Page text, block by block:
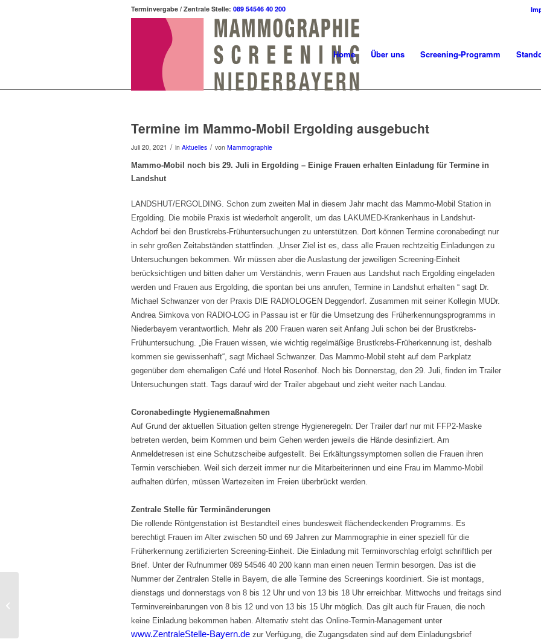
Terminvergabe / Zentrale Stelle: 089 54546 40 200
Home Über uns Screening-Programm
Termine im Mammo-Mobil Ergolding ausgebucht
Juli 20, 2021 / in Aktuelles / von Mammographie
Mammo-Mobil noch bis 29. Juli in Ergolding – Einige Frauen erhalten Einladung für Termine in
Landshut
LANDSHUT/ERGOLDING. Schon zum zweiten Mal in diesem Jahr macht das Mammo-Mobil Station in
Ergolding. Die mobile Praxis ist wiederholt angerollt, um das LAKUMED-Krankenhaus in Landshut-
Achdorf bei den Brustkrebs-Frühuntersuchungen zu unterstützen. Dort können Termine coronabedingt nur
in sehr großen Zeitabständen stattfinden. „Unser Ziel ist es, dass alle Frauen rechtzeitig Einladungen zu
Untersuchungen bekommen. Wir müssen aber die Auslastung der jeweiligen Screening-Einheit
berücksichtigen und bitten daher um Verständnis, wenn Frauen aus Landshut nach Ergolding eingeladen
werden und Frauen aus Ergolding, die spontan bei uns anrufen, Termine in Landshut erhalten “ sagt Dr.
Michael Schwanzer von der Praxis DIE RADIOLOGEN Deggendorf. Zusammen mit seiner Kollegin MUDr.
Andrea Simkova von RADIO-LOG in Passau ist er für die Umsetzung des Früherkennungsprogramms in
Niederbayern verantwortlich. Mehr als 200 Frauen waren seit Anfang Juli schon bei der Brustkrebs-
Frühuntersuchung. „Die Frauen wissen, wie wichtig regelmäßige Brustkrebs-Früherkennung ist, deshalb
kommen sie gewissenhaft“, sagt Michael Schwanzer. Das Mammo-Mobil steht auf dem Parkplatz
gegenüber dem ehemaligen Café und Hotel Rosenhof. Noch bis Donnerstag, den 29. Juli, finden im Trailer
Untersuchungen statt. Tags darauf wird der Trailer abgebaut und zieht weiter nach Landau.
Coronabedingte Hygienemaßnahmen
Auf Grund der aktuellen Situation gelten strenge Hygieneregeln: Der Trailer darf nur mit FFP2-Maske
betreten werden, beim Kommen und beim Gehen werden jeweils die Hände desinfiziert. Am
Anmeldetresen ist eine Schutzscheibe aufgestellt. Bei Erkältungssymptomen sollen die Frauen ihren
Termin verschieben. Weil sich derzeit immer nur die Mitarbeiterinnen und eine Frau im Mammo-Mobil
aufhalten dürfen, müssen Wartezeiten im Freien überbrückt werden.
Zentrale Stelle für Terminänderungen
Die rollende Röntgenstation ist Bestandteil eines bundesweit flächendeckenden Programms. Es
berechtigt Frauen im Alter zwischen 50 und 69 Jahren zur Mammographie in einer speziell für die
Früherkennung zertifizierten Screening-Einheit. Die Einladung mit Terminvorschlag erfolgt schriftlich per
Brief. Unter der Rufnummer 089 54546 40 200 kann man einen neuen Termin besorgen. Das ist die
Nummer der Zentralen Stelle in Bayern, die alle Termine des Screenings koordiniert. Sie ist montags,
dienstags und donnerstags von 8 bis 12 Uhr und von 13 bis 18 Uhr erreichbar. Mittwochs und freitags sind
Terminvereinbarungen von 8 bis 12 und von 13 bis 15 Uhr möglich. Das gilt auch für Frauen, die noch
keine Einladung bekommen haben. Alternativ steht das Online-Termin-Management unter
www.ZentraleStelle-Bayern.de zur Verfügung, die Zugangsdaten sind auf dem Einladungsbrief
Brustkrebs-Früherkennung in Passau